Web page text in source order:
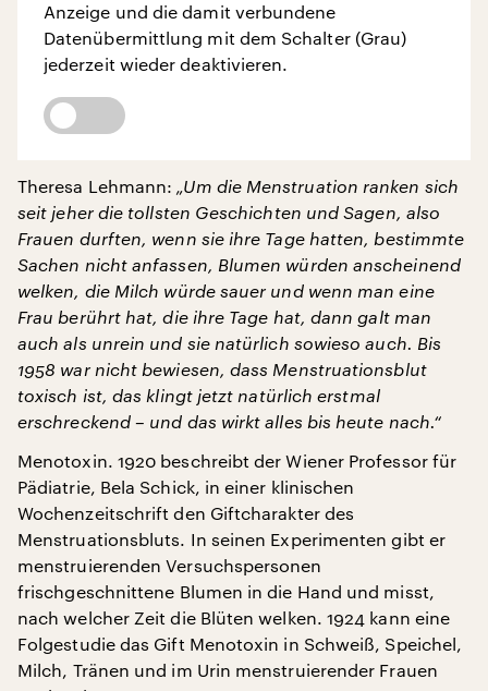
Anzeige und die damit verbundene
Datenübermittlung mit dem Schalter (Grau)
jederzeit wieder deaktivieren.
Theresa Lehmann: „Um die Menstruation ranken sich
seit jeher die tollsten Geschichten und Sagen, also
Frauen durften, wenn sie ihre Tage hatten, bestimmte
Sachen nicht anfassen, Blumen würden anscheinend
welken, die Milch würde sauer und wenn man eine
Frau berührt hat, die ihre Tage hat, dann galt man
auch als unrein und sie natürlich sowieso auch. Bis
1958 war nicht bewiesen, dass Menstruationsblut
toxisch ist, das klingt jetzt natürlich erstmal
erschreckend – und das wirkt alles bis heute nach.“
Menotoxin. 1920 beschreibt der Wiener Professor für
Pädiatrie, Bela Schick, in einer klinischen
Wochenzeitschrift den Giftcharakter des
Menstruationsbluts. In seinen Experimenten gibt er
menstruierenden Versuchspersonen
frischgeschnittene Blumen in die Hand und misst,
nach welcher Zeit die Blüten welken. 1924 kann eine
Folgestudie das Gift Menotoxin in Schweiß, Speichel,
Milch, Tränen und im Urin menstruierender Frauen